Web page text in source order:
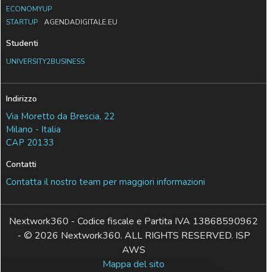
ECONOMYUP
STARTUP
AGENDADIGITALE.EU
Studenti
UNIVERSITY2BUSINESS
Indirizzo
Via Moretto da Brescia, 22
Milano - Italia
CAP 20133
Contatti
Contatta il nostro team per maggiori informazioni
Nextwork360 - Codice fiscale e Partita IVA 13868590962
- © 2026 Nextwork360. ALL RIGHTS RESERVED. ISP
AWS
Mappa del sito